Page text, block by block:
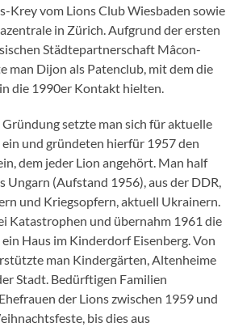
Krey vom Lions Club Wiesbaden sowie
in Zürich. Aufgrund der ersten
Städtepartnerschaft Mâcon-
man Dijon als Patenclub, mit dem die
die 1990er Kontakt hielten.
Gründung setzte man sich für aktuelle
ein und gründeten hierfür 1957 den
dem jeder Lion angehört. Man half
Ungarn (Aufstand 1956), aus der DDR,
und Kriegsopfern, aktuell Ukrainern.
Katastrophen und übernahm 1961 die
Haus im Kinderdorf Eisenberg. Von
man Kindergärten, Altenheime
Stadt. Bedürftigen Familien
der Lions zwischen 1959 und
bis dies aus